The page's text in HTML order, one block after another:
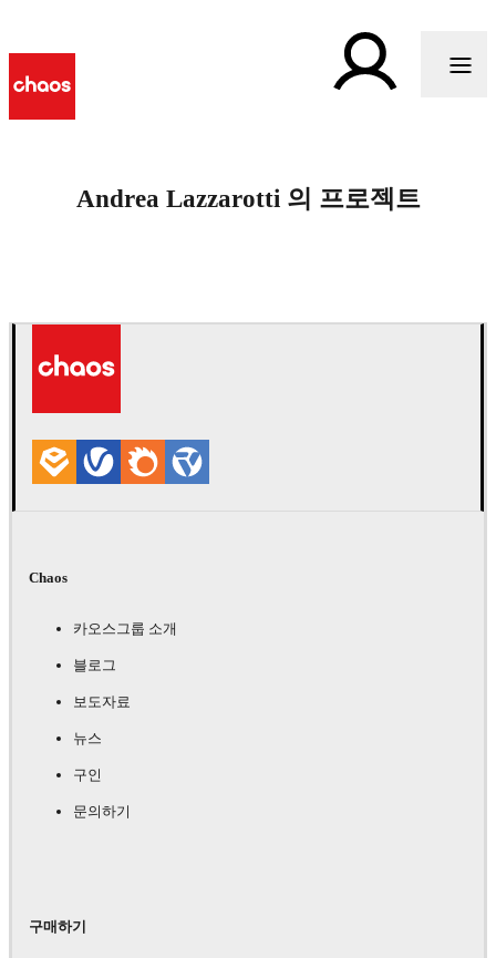
Andrea Lazzarotti 의 프로젝트
Chaos
카오스그룹 소개
블로그
보도자료
뉴스
구인
문의하기
구매하기